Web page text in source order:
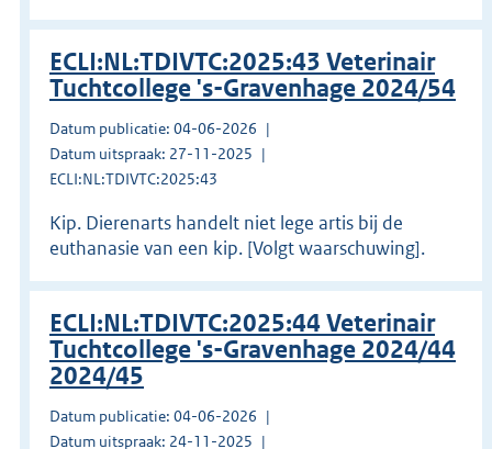
ECLI:NL:TDIVTC:2025:43 Veterinair
Tuchtcollege 's-Gravenhage 2024/54
Datum publicatie: 04-06-2026
Datum uitspraak: 27-11-2025
ECLI:NL:TDIVTC:2025:43
Kip. Dierenarts handelt niet lege artis bij de
euthanasie van een kip. [Volgt waarschuwing].
ECLI:NL:TDIVTC:2025:44 Veterinair
Tuchtcollege 's-Gravenhage 2024/44
2024/45
Datum publicatie: 04-06-2026
Datum uitspraak: 24-11-2025